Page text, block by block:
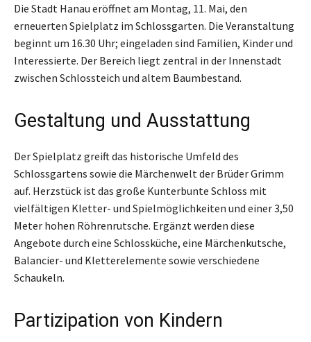
Die Stadt Hanau eröffnet am Montag, 11. Mai, den
erneuerten Spielplatz im Schlossgarten. Die Veranstaltung
beginnt um 16.30 Uhr; eingeladen sind Familien, Kinder und
Interessierte. Der Bereich liegt zentral in der Innenstadt
zwischen Schlossteich und altem Baumbestand.
Gestaltung und Ausstattung
Der Spielplatz greift das historische Umfeld des
Schlossgartens sowie die Märchenwelt der Brüder Grimm
auf. Herzstück ist das große Kunterbunte Schloss mit
vielfältigen Kletter- und Spielmöglichkeiten und einer 3,50
Meter hohen Röhrenrutsche. Ergänzt werden diese
Angebote durch eine Schlossküche, eine Märchenkutsche,
Balancier- und Kletterelemente sowie verschiedene
Schaukeln.
Partizipation von Kindern